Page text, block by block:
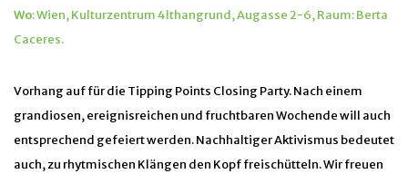
Wo: Wien, Kulturzentrum 4lthangrund, Augasse 2-6, Raum: Berta
Caceres.
Vorhang auf für die Tipping Points Closing Party. Nach einem
grandiosen, ereignisreichen und fruchtbaren Wochende will auch
entsprechend gefeiert werden. Nachhaltiger Aktivismus bedeutet
auch, zu rhytmischen Klängen den Kopf freischütteln. Wir freuen